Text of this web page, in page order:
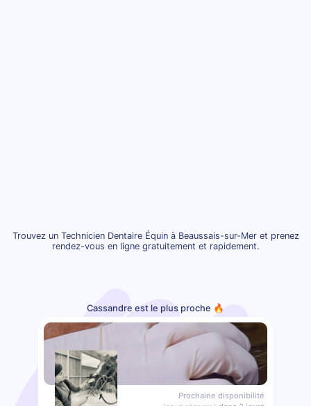
Trouvez un Technicien Dentaire Équin à Beaussais-sur-Mer et prenez
rendez-vous en ligne gratuitement et rapidement.
Cassandre est le plus proche 🔥
Prochaine disponibilité